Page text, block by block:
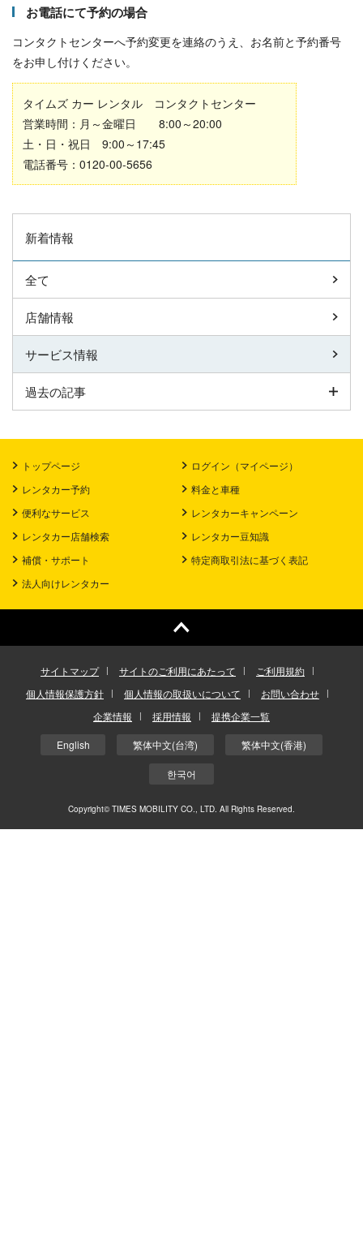
お電話にて予約の場合
コンタクトセンターへ予約変更を連絡のうえ、お名前と予約番号
をお申し付けください。
タイムズ カー レンタル コンタクトセンター
営業時間：月～金曜日 8:00～20:00
土・日・祝日 9:00～17:45
電話番号：0120-00-5656
新着情報
全て
店舗情報
サービス情報
過去の記事
トップページ
ログイン（マイページ）
レンタカー予約
料金と車種
便利なサービス
レンタカーキャンペーン
レンタカー店舗検索
レンタカー豆知識
補償・サポート
特定商取引法に基づく表記
法人向けレンタカー
サイトマップ サイトのご利用にあたって
ご利用規約
個人情報保護方針
個人情報の取扱いについて
お問い合わせ
企業情報
採用情報 提携企業一覧
English 繁体中文(台湾) 繁体中文(香港)
한국어
Copyright© TIMES MOBILITY CO., LTD. All Rights Reserved.